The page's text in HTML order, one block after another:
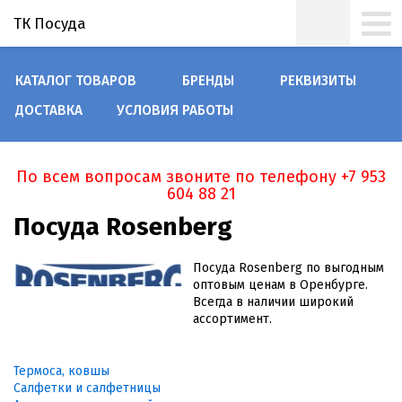
ТК Посуда
КАТАЛОГ ТОВАРОВ БРЕНДЫ
РЕКВИЗИТЫ
ДОСТАВКА
УСЛОВИЯ РАБОТЫ
По всем вопросам звоните по телефону +7 953
604 88 21
Посуда Rosenberg
Посуда Rosenberg по выгодным
оптовым ценам в Оренбурге.
Всегда в наличии широкий
ассортимент.
Термоса, ковшы
Салфетки и салфетницы